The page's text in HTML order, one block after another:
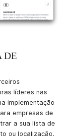
DE
líderes nas
implementação
empresas de
a sua lista de
ou localização.